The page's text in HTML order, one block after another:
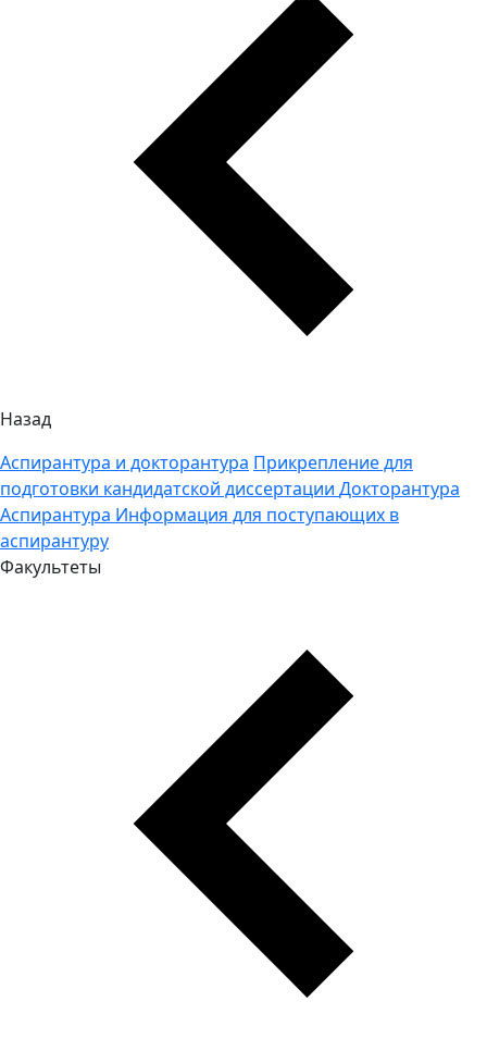
Назад
Аспирантура и докторантура Прикрепление для
подготовки кандидатской диссертации Докторантура
Аспирантура Информация для поступающих в
аспирантуру
Факультеты